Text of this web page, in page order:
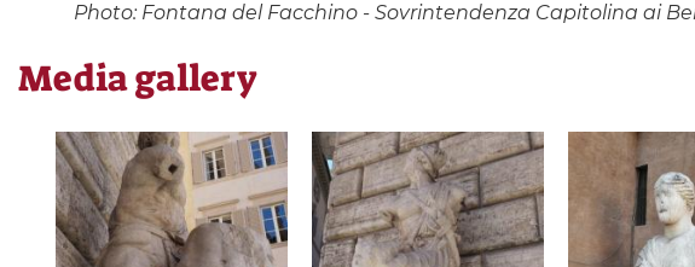
Photo: Fontana del Facchino - Sovrintendenza Capitolina ai
Media gallery